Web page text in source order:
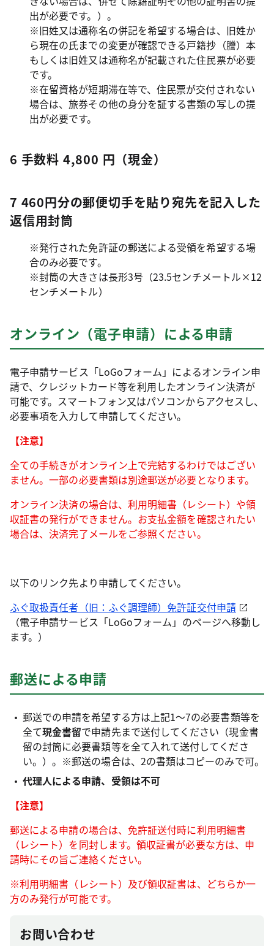
出が必要です。）。
※旧姓又は通称名の併記を希望する場合は、旧姓か
ら現在の氏までの変更が確認できる戸籍抄（謄）本
もしくは旧姓又は通称名が記載された住民票が必要
です。
※在留資格が短期滞在等で、住民票が交付されない
場合は、旅券その他の身分を証する書類の写しの提
出が必要です。
6 手数料 4,800 円（現金）
7 460円分の郵便切手を貼り宛先を記入した
返信用封筒
※発行された免許証の郵送による受領を希望する場
合のみ必要です。
※封筒の大きさは長形3号（23.5センチメートル×12
センチメートル）
オンライン（電子申請）による申請
電子申請サービス「LoGoフォーム」によるオンライン申
請で、クレジットカード等を利用したオンライン決済が
可能です。スマートフォン又はパソコンからアクセスし、
必要事項を入力して申請してください。
【注意】
全ての手続きがオンライン上で完結するわけではござい
ません。一部の必要書類は別途郵送が必要となります。
オンライン決済の場合は、利用明細書（レシート）や領
収証書の発行ができません。お支払金額を確認されたい
場合は、決済完了メールをご参照ください。
以下のリンク先より申請してください。
ふぐ取扱責任者（旧：ふぐ調理師）免許証交付申請
（電子申請サービス「LoGoフォーム」のページへ移動し
ます。）
郵送による申請
郵送での申請を希望する方は上記1～7の必要書類等を
全て現金書留で申請先まで送付してください（現金書
留の封筒に必要書類等を全て入れて送付してくださ
い。）。※郵送の場合は、2の書類はコピーのみで可。
代理人による申請、受領は不可
【注意】
郵送による申請の場合は、免許証送付時に利用明細書
（レシート）を同封します。領収証書が必要な方は、申
請時にその旨ご連絡ください。
※利用明細書（レシート）及び領収証書は、どちらか一
方のみ発行が可能です。
お問い合わせ